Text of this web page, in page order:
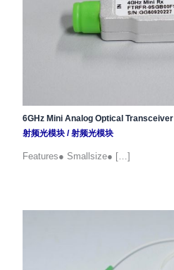
6GHz Mini Analog Optical Transceiver
射频光模块/射频光模块
Features● Smallsize● […]